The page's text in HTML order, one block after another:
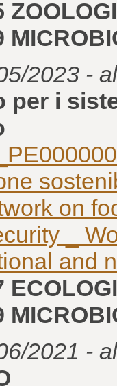
2023 -
per i
on
_
and
2021 -